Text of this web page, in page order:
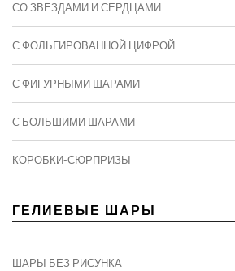
СО ЗВЕЗДАМИ И СЕРДЦАМИ
С ФОЛЬГИРОВАННОЙ ЦИФРОЙ
С ФИГУРНЫМИ ШАРАМИ
C БОЛЬШИМИ ШАРАМИ
КОРОБКИ-СЮРПРИЗЫ
ГЕЛИЕВЫЕ ШАРЫ
ШАРЫ БЕЗ РИСУНКА